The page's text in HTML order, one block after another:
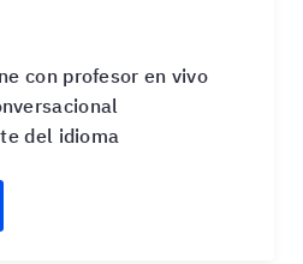
con profesor en vivo
del idioma